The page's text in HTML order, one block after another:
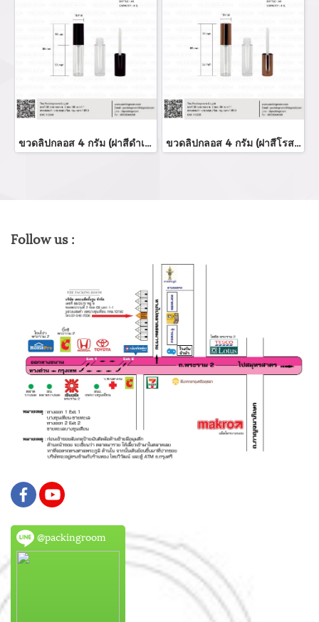
ขวดลิปกลอส 4 กรัม (ฝาสีดำเงา) ขวดลิปกลอส 4 กรัม (ฝาสีโรสโกล์ด)
Follow us :
@packingroom